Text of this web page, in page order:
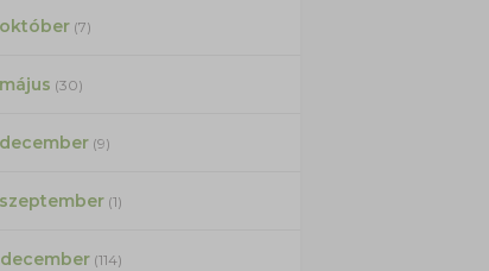
október(7)
(30)
(9)
(1)
december(114)